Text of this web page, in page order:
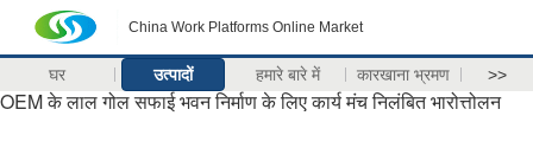
China Work Platforms Online Market
घर उत्पादों हमारे बारे में कारखाना भ्रमण >>
OEM के लाल गोल सफाई भवन निर्माण के लिए कार्य मंच निलंबित भारोत्तोलन